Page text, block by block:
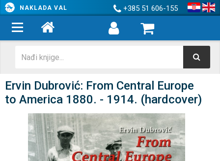
NAKLADA VAL +385 51 606-155
Ervin Dubrović: From Central Europe
to America 1880. - 1914. (hardcover)